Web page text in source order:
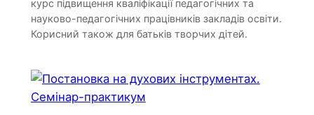
курс підвищення кваліфікації педагогічних та
науково-педагогічних працівників закладів освіти.
Корисний також для батьків творчих дітей.